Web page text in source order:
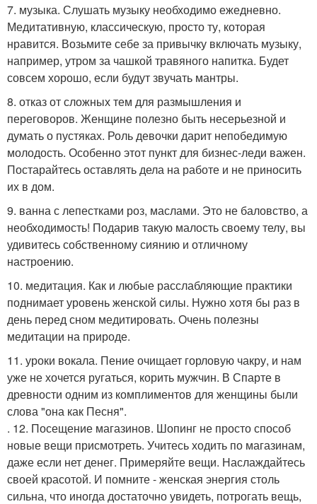
7. музыка. Слушать музыку необходимо ежедневно.
Медитативную, классическую, просто ту, которая
нравится. Возьмите себе за привычку включать музыку,
например, утром за чашкой травяного напитка. Будет
совсем хорошо, если будут звучать мантры.
8. отказ от сложных тем для размышления и
переговоров. Женщине полезно быть несерьезной и
думать о пустяках. Роль девочки дарит непобедимую
молодость. Особенно этот пункт для бизнес-леди важен.
Постарайтесь оставлять дела на работе и не приносить
их в дом.
9. ванна с лепестками роз, маслами. Это не баловство, а
необходимость! Подарив такую малость своему телу, вы
удивитесь собственному сиянию и отличному
настроению.
10. медитация. Как и любые расслабляющие практики
поднимает уровень женской силы. Нужно хотя бы раз в
день перед сном медитировать. Очень полезны
медитации на природе.
11. уроки вокала. Пение очищает горловую чакру, и нам
уже не хочется ругаться, корить мужчин. В Спарте в
древности одним из комплиментов для женщины были
слова "она как Песня".
. 12. Посещение магазинов. Шопинг не просто способ
новые вещи присмотреть. Учитесь ходить по магазинам,
даже если нет денег. Примеряйте вещи. Наслаждайтесь
своей красотой. И помните - женская энергия столь
сильна, что иногда достаточно увидеть, потрогать вещь,